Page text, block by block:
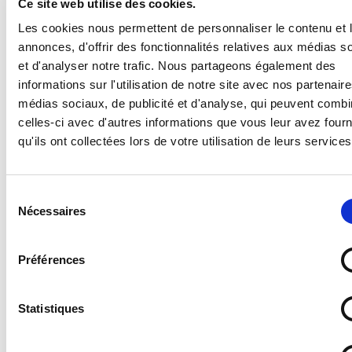
Ce site web utilise des cookies.
Les cookies nous permettent de personnaliser le contenu et
annonces, d'offrir des fonctionnalités relatives aux médias
et d'analyser notre trafic. Nous partageons également des
informations sur l'utilisation de notre site avec nos
médias sociaux, de publicité et d'analyse, qui peuvent
celles-ci avec d'autres informations que vous leur avez
qu'ils ont collectées lors de votre utilisation de leurs
Nécessaires
Préférences
Statistiques
Supports disponibles :
- Forex 2 mm (pvc expansé pour un panneau en
plastique standard, léger et résistant)
- Vitrophanie (autocollant à poser sur une vitre en
intérieur pour une visibilité de l'extérieur)
- PS Choc 1.5 mm (polystyrène rigide ultra résistant)
- Plexi 3 mm (plexiglas transparent)